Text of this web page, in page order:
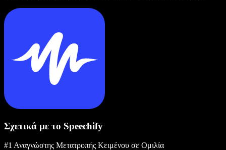
Σχετικά με το Speechify
#1 Αναγνώστης Μετατροπής Κειμένου σε Ομιλία